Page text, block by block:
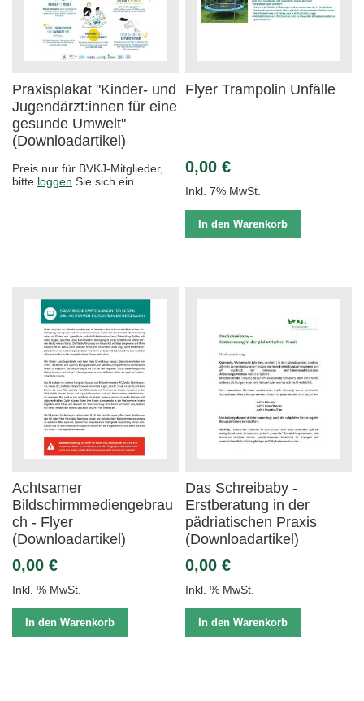
Praxisplakat "Kinder- und
Jugendärzt:innen für eine
gesunde Umwelt"
(Downloadartikel)
Preis nur für BVKJ-Mitglieder,
bitte loggen Sie sich ein.
Flyer Trampolin Unfälle
0,00 €
Inkl. 7% MwSt.
In den Warenkorb
Achtsamer
Bildschirmmediengebrau
ch - Flyer
(Downloadartikel)
0,00 €
Inkl. % MwSt.
In den Warenkorb
Das Schreibaby -
Erstberatung in der
pädriatischen Praxis
(Downloadartikel)
0,00 €
Inkl. % MwSt.
In den Warenkorb